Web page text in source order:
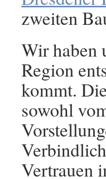
zweiten
Wir haben
Region
kommt.
sowohl
Vertrauen